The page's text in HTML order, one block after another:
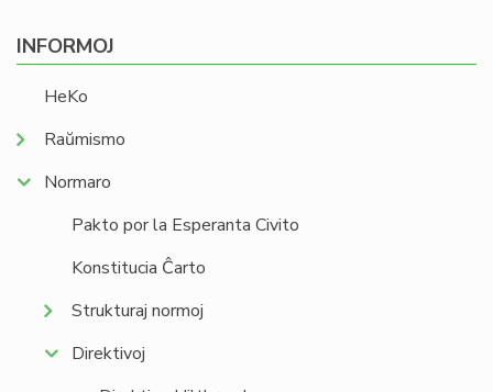
INFORMOJ
HeKo
Raŭmismo
Normaro
Pakto por la Esperanta Civito
Konstitucia Ĉarto
Strukturaj normoj
Direktivoj